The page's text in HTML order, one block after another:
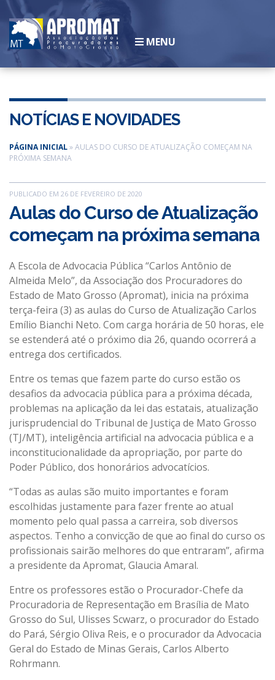
MENU
História
Legislação
Diretoria
Associados
Galeria de Ex-presidentes
SEJA UM ASSOCIADO
CONVÊNIOS
NOTÍCIAS
CLUBE
CONTATO
NOTÍCIAS E NOVIDADES
PÁGINA INICIAL»AULAS DO CURSO DE ATUALIZAÇÃO COMEÇAM NA
PRÓXIMA SEMANA
PUBLICADO EM 26 DE FEVEREIRO DE 2020
Aulas do Curso de Atualização
começam na próxima semana
A Escola de Advocacia Pública “Carlos Antônio de
Almeida Melo”, da Associação dos Procuradores do
Estado de Mato Grosso (Apromat), inicia na próxima
terça-feira (3) as aulas do Curso de Atualização Carlos
Emílio Bianchi Neto. Com carga horária de 50 horas, ele
se estenderá até o próximo dia 26, quando ocorrerá a
entrega dos certificados.
Entre os temas que fazem parte do curso estão os
desafios da advocacia pública para a próxima década,
problemas na aplicação da lei das estatais, atualização
jurisprudencial do Tribunal de Justiça de Mato Grosso
(TJ/MT), inteligência artificial na advocacia pública e a
inconstitucionalidade da apropriação, por parte do
Poder Público, dos honorários advocatícios.
“Todas as aulas são muito importantes e foram
escolhidas justamente para fazer frente ao atual
momento pelo qual passa a carreira, sob diversos
aspectos. Tenho a convicção de que ao final do curso os
profissionais sairão melhores do que entraram”, afirma
a presidente da Apromat, Glaucia Amaral.
Entre os professores estão o Procurador-Chefe da
Procuradoria de Representação em Brasília de Mato
Grosso do Sul, Ulisses Scwarz, o procurador do Estado
do Pará, Sérgio Oliva Reis, e o procurador da Advocacia
Geral do Estado de Minas Gerais, Carlos Alberto
Rohrmann.